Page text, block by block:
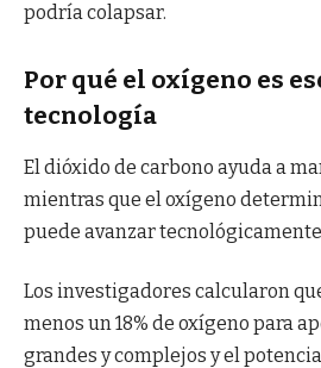
podría colapsar.
Por qué el oxígeno es
tecnología
El dióxido de carbono ayuda a
mientras que el oxígeno
puede avanzar
Los investigadores calcularon
menos un 18% de oxígeno para
grandes y complejos y el